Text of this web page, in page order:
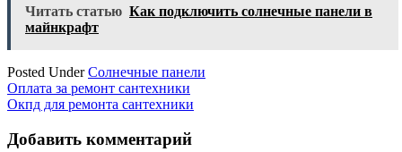
Читать статью Как подключить солнечные панели в
майнкрафт
Posted UnderСолнечные панели
Навигация
по
записям
Оплата за ремонт сантехники
Окпд для ремонта сантехники
Добавить комментарий